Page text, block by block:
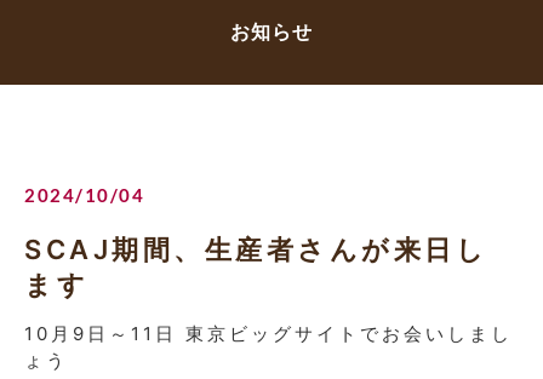
お知らせ
2024/10/04
SCAJ期間、生産者さんが来日し
ます
10月9日～11日 東京ビッグサイトでお会いしまし
ょう